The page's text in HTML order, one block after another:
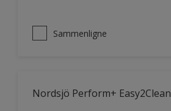
Sammenligne
Nordsjö Perform+ Easy2Clean